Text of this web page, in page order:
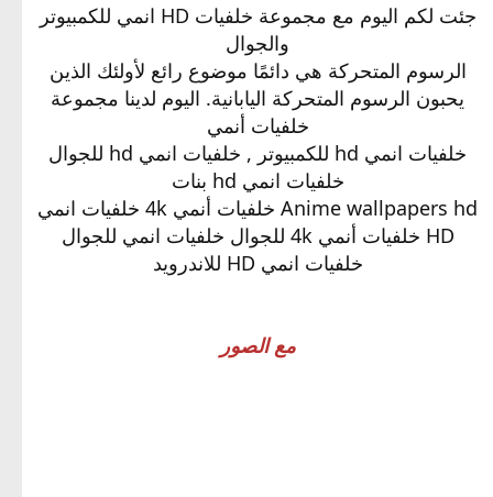
جئت لكم اليوم مع مجموعة خلفيات HD انمي للكمبيوتر
والجوال
الرسوم المتحركة هي دائمًا موضوع رائع لأولئك الذين
يحبون الرسوم المتحركة اليابانية. اليوم لدينا مجموعة
خلفيات أنمي
خلفيات انمي hd للكمبيوتر , خلفيات انمي hd للجوال
خلفيات انمي hd بنات
Anime wallpapers hd خلفيات أنمي 4k خلفيات انمي
HD خلفيات أنمي 4k للجوال خلفيات انمي للجوال
خلفيات انمي HD للاندرويد
مع الصور